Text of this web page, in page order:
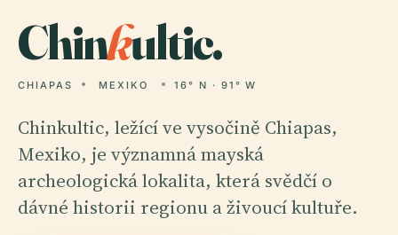
Chinkultic.
CHIAPAS MEXIKO 16° N · 91° W
Chinkultic, ležící ve vysočině Chiapas,
Mexiko, je významná mayská
archeologická lokalita, která svědčí o
dávné historii regionu a živoucí kultuře.